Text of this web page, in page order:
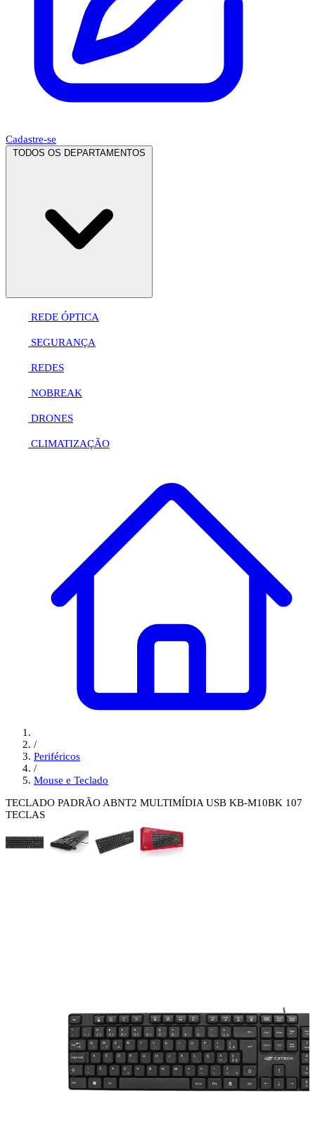
Cadastre-se
TODOS OS DEPARTAMENTOS
REDE ÓPTICA
SEGURANÇA
REDES
NOBREAK
DRONES
CLIMATIZAÇÃO
/
Periféricos
/
Mouse e Teclado
TECLADO PADRÃO ABNT2 MULTIMÍDIA USB KB-M10BK 107
TECLAS